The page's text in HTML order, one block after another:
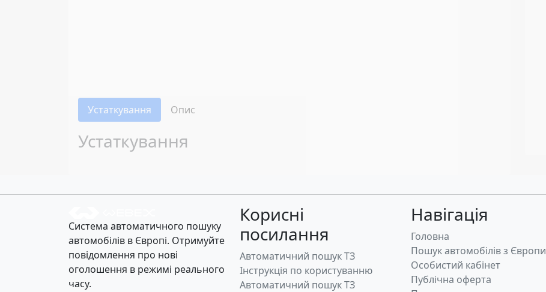
Устаткування Опис
Устаткування
Система автоматичного пошуку
автомобілів в Європі. Отримуйте
повідомлення про нові
оголошення в режимі реального
часу.
Корисні
посилання
Автоматичний пошук ТЗ
Інструкція по користуванню
Автоматичний пошук ТЗ
Навігація
Головна
Пошук автомобілів з Європи
Особистий кабінет
Публічна оферта